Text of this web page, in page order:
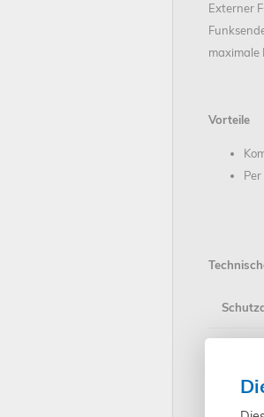
Externer
maximale
Vorteile
Maße